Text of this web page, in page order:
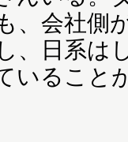
、会社側
、日系は
いること